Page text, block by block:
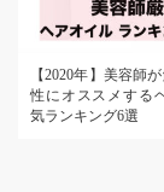
【2020年】美容師
性にオススメする
気ランキング6選